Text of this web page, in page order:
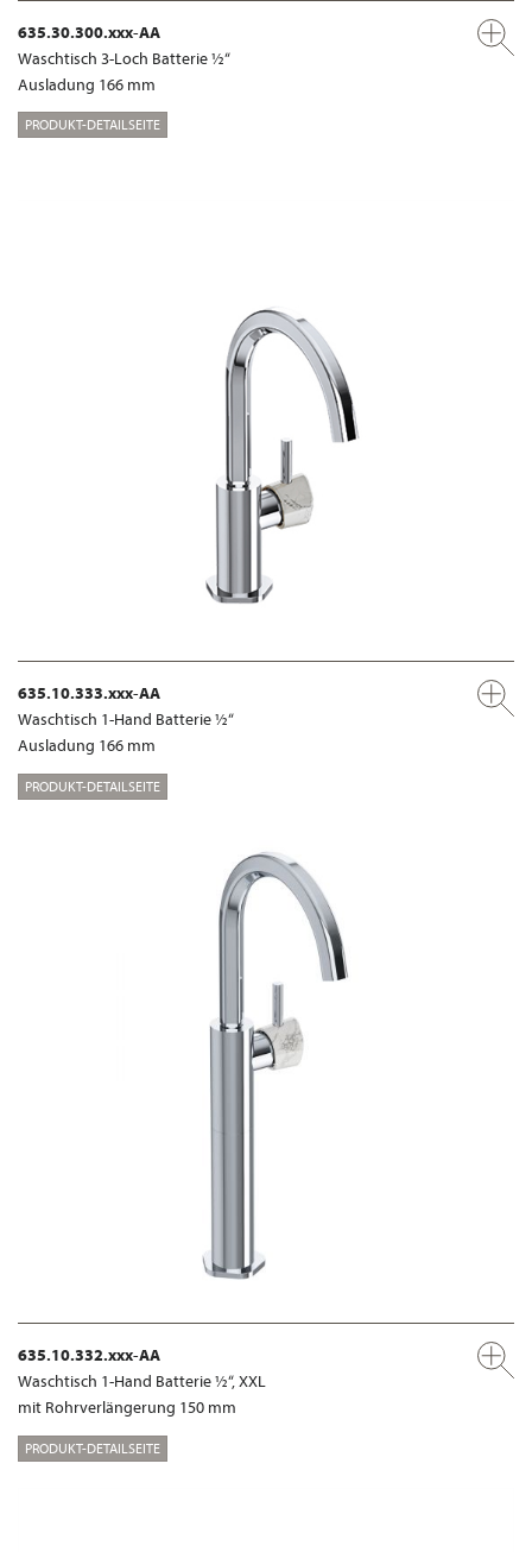
635.30.300.xxx-AA
Waschtisch 3-Loch Batterie ½“
Ausladung 166 mm
PRODUKT-DETAILSEITE
635.10.333.xxx-AA
Waschtisch 1-Hand Batterie ½“
Ausladung 166 mm
PRODUKT-DETAILSEITE
635.10.332.xxx-AA
Waschtisch 1-Hand Batterie ½“, XXL
mit Rohrverlängerung 150 mm
PRODUKT-DETAILSEITE